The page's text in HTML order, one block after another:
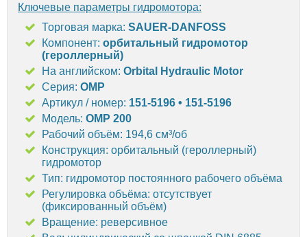
Ключевые параметры гидромотора:
Торговая марка: SAUER-DANFOSS
Компонент: орбитальный гидромотор
(героллерный)
На английском: Orbital Hydraulic Motor
Серия: OMP
Артикул / номер: 151-5196 • 151-5196
Модель: OMP 200
Рабочий объём: 194,6 см³/об
Конструкция: орбитальный (героллерный)
гидромотор
Тип: гидромотор постоянного рабочего объёма
Регулировка объёма: отсутствует
(фиксированный объём)
Вращение: реверсивное